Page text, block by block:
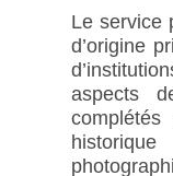
Le service
d’origine
aspects
complétés